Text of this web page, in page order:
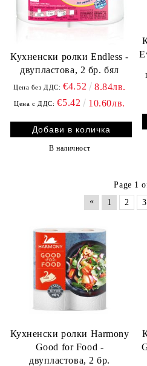
Кухненски ролки Endless -
двупластова, 2 бр. бял
Цена без ДДС: €4.52 8.84лв.
Цена с ДДС: €5.42 10.60лв.
В наличност
Page 1
«
1 2 3
Кухненски ролки Harmony
Good for Food -
двупластова, 2 бр.